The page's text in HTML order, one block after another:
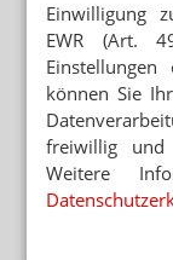
Einwilligung
EWR (Art.
können Sie
freiwillig und
Weitere
Lesen Sie